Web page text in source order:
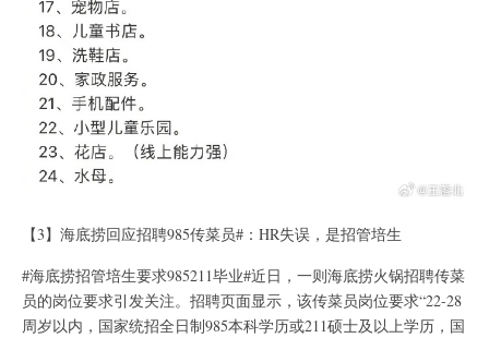
【3】海底捞回应招聘985传菜员#：HR失误，是招管培生
#海底捞招管培生要求985211毕业#近日，一则海底捞火锅招聘传菜
员的岗位要求引发关注。招聘页面显示，该传菜员岗位要求“22-28
周岁以内，国家统招全日制985本科学历或211硕士及以上学历，国